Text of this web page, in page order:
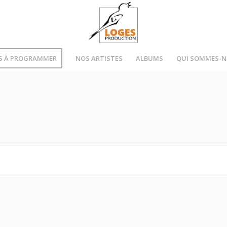
À PROGRAMMER NOS ARTISTES ALBUMS QUI SOMMES-